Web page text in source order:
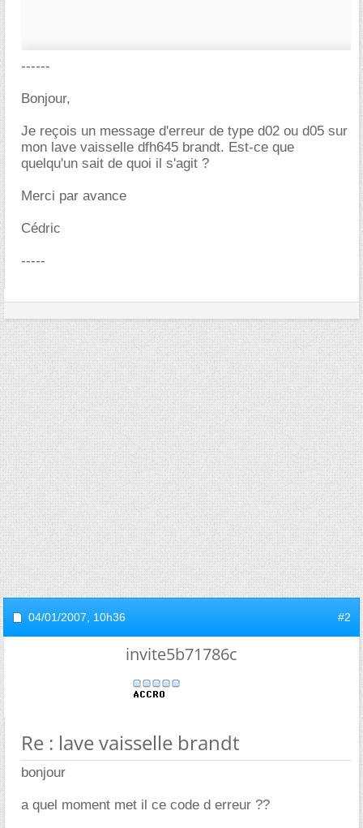
------
Bonjour,
Je reçois un message d'erreur de type d02 ou d05 sur
mon lave vaisselle dfh645 brandt. Est-ce que
quelqu'un sait de quoi il s'agit ?
Merci par avance
Cédric
-----
04/01/2007, 10h36 #2
invite5b71786c
Re : lave vaisselle brandt
bonjour
a quel moment met il ce code d erreur ??